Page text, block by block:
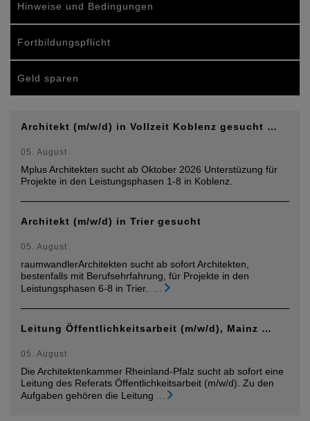
Hinweise und Bedingungen
Fortbildungspflicht
Geld sparen
Architekt (m/w/d) in Vollzeit Koblenz gesucht …
05. August
Mplus Architekten sucht ab Oktober 2026 Unterstüzung für
Projekte in den Leistungsphasen 1-8 in Koblenz.
Architekt (m/w/d) in Trier gesucht
05. August
raumwandlerArchitekten sucht ab sofort Architekten,
bestenfalls mit Berufsehrfahrung, für Projekte in den
Leistungsphasen 6-8 in Trier.
Leitung Öffentlichkeitsarbeit (m/w/d), Mainz …
05. August
Die Architektenkammer Rheinland-Pfalz sucht ab sofort eine
Leitung des Referats Öffentlichkeitsarbeit (m/w/d). Zu den
Aufgaben gehören die Leitung